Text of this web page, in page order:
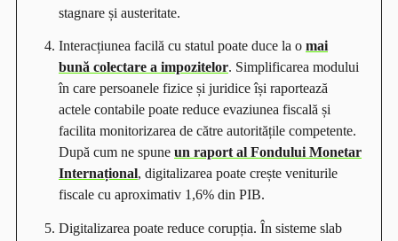
stagnare și austeritate.
Interacțiunea facilă cu statul poate duce la o mai
bună colectare a impozitelor. Simplificarea modului
în care persoanele fizice și juridice își raportează
actele contabile poate reduce evaziunea fiscală și
facilita monitorizarea de către autoritățile competente.
După cum ne spune un raport al Fondului Monetar
Internațional, digitalizarea poate crește veniturile
fiscale cu aproximativ 1,6% din PIB.
Digitalizarea poate reduce corupția. În sisteme slab